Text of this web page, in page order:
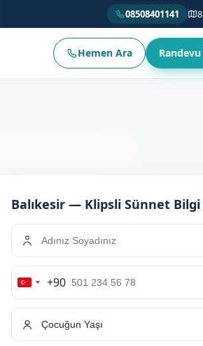
08508401141
Hemen Ara
Balıkesir — Klipsli Sünnet Bilgi
Turkey
+90
+90